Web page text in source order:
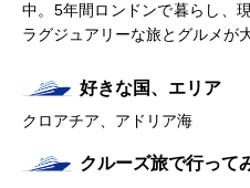
中。5年間ロンドンで暮らし、
ラグジュアリーな旅とグルメが
好きな国、エリア
クロアチア、アドリア海
クルーズ旅で行って